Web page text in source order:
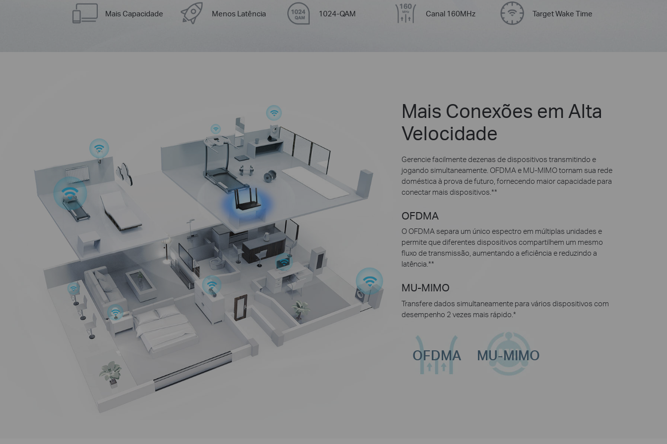
Mais Capacidade Menos Latência 1024-QAM Canal 160MHz Target Wake Time
Mais Conexões em Alta
Velocidade
Gerencie facilmente dezenas de dispositivos transmitindo e
jogando simultaneamente. OFDMA e MU-MIMO tornam sua rede
doméstica à prova de futuro, fornecendo maior capacidade para
conectar mais dispositivos.**
OFDMA
O OFDMA separa um único espectro em múltiplas unidades e
permite que diferentes dispositivos compartilhem um mesmo
fluxo de transmissão, aumentando a eficiência e reduzindo a
latência.**
MU-MIMO
Transfere dados simultaneamente para vários dispositivos com
desempenho 2 vezes mais rápido. *
OFDMA MU-MIMO